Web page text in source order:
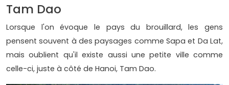
Tam Dao
Lorsque l'on évoque le pays du brouillard, les gens
pensent souvent à des paysages comme Sapa et Da Lat,
mais oublient qu'il existe aussi une petite ville comme
celle-ci, juste à côté de Hanoi, Tam Dao.